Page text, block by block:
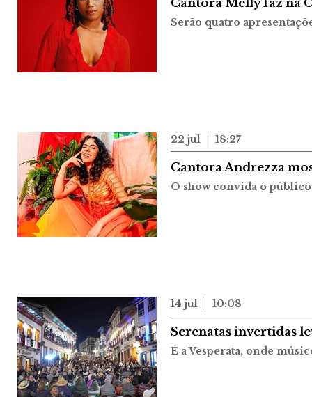
Cantora Melly faz na
Serão quatro
22 jul 18:27
Cantora Andrezza
O show convida o público
14 jul 10:08
Serenatas invertidas
É a Vesperata, onde